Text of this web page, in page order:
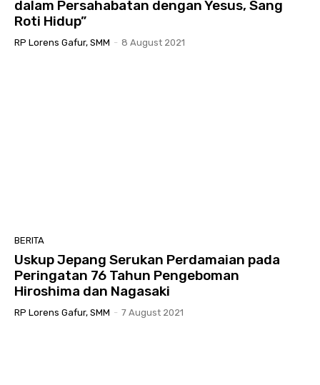
dalam Persahabatan dengan Yesus, Sang
Roti Hidup”
RP Lorens Gafur, SMM - 8 August 2021
BERITA
Uskup Jepang Serukan Perdamaian pada
Peringatan 76 Tahun Pengeboman
Hiroshima dan Nagasaki
RP Lorens Gafur, SMM - 7 August 2021